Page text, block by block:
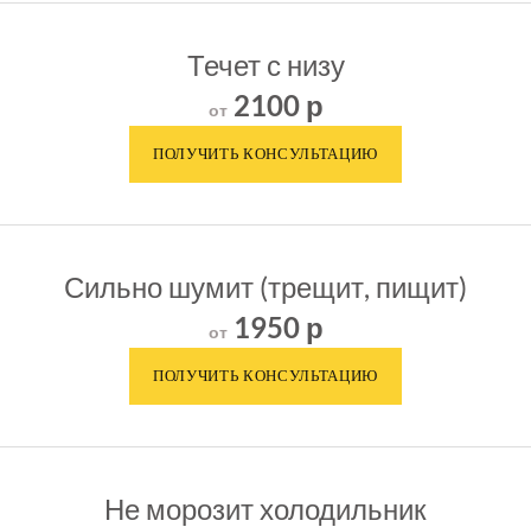
Течет с низу
от2100 р
Сильно шумит (трещит, пищит)
от1950 р
Не морозит холодильник